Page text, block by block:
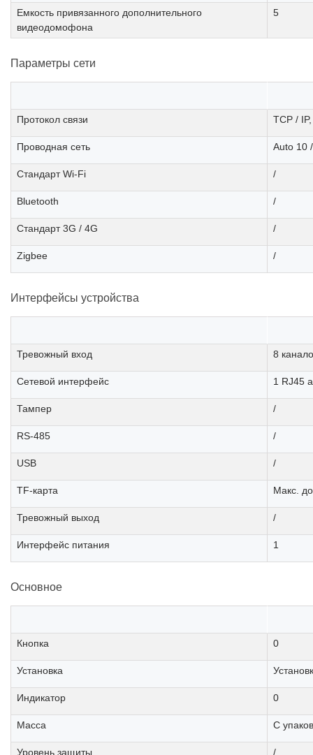
Емкость привязанного дополнительного
видеодомофона
5
Параметры сети
Протокол связи TCP /
Проводная сеть Auto 10
Стандарт Wi-Fi /
Bluetooth /
Стандарт 3G / 4G /
Zigbee /
Интерфейсы устройства
Тревожный вход 8
Сетевой интерфейс 1 RJ45
Тампер /
RS-485 /
USB /
TF-карта Макс.
Тревожный выход /
Интерфейс питания 1
Основное
Кнопка 0
Установка
Индикатор 0
Масса С
Уровень защиты /